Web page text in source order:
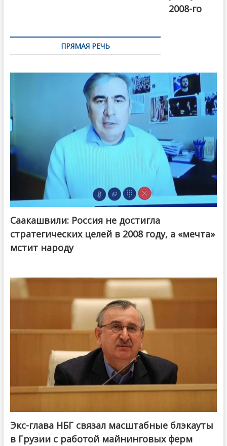
2008-го
ПРЯМАЯ РЕЧЬ
Саакашвили: Россия не достигла
стратегических целей в 2008 году, а «мечта»
мстит народу
Экс-глава НБГ связал масштабные блэкауты
в Грузии с работой майнинговых ферм